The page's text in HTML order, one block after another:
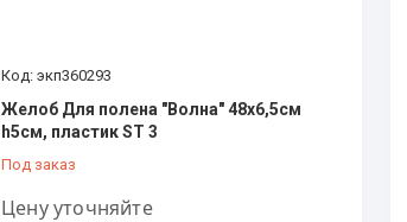
экп360293
Желоб Для полена "Волна" 48х6,5см
h5см, пластик ST 3
Под заказ
Цену уточняйте